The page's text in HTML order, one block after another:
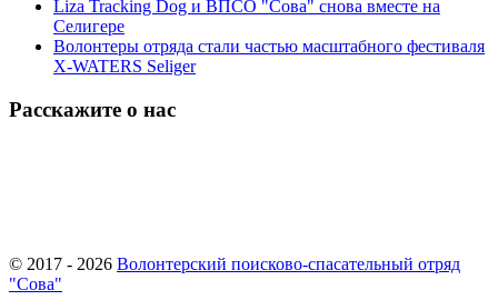
Liza Tracking Dog и ВПСО "Сова" снова вместе на
Селигере
Волонтеры отряда стали частью масштабного фестиваля
X-WATERS Seliger
Расскажите о нас
© 2017 - 2026 Волонтерский поисково-спасательный отряд
"Сова"